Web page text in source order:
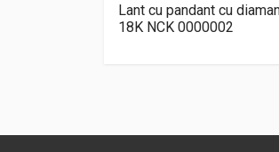
Lant cu pandant cu
18K NCK 0000002